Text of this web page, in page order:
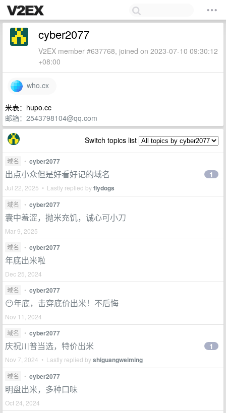
cyber2077
V2EX member #637768, joined on 2023-07-10 09:30:12
+08:00
who.cx
米表：hupo.cc
邮箱： 2543798104@qq.com
Switch topics list
域名 • cyber2077
出点小众但是好看好记的域名
Jul 22, 2025 • Lastly replied byflydogs
1
域名 • cyber2077
囊中羞涩，抛米充饥，诚心可小刀
Mar 9, 2025
域名
• cyber2077
年底出米啦
Dec 25, 2024
域名
• cyber2077
😶年底，击穿底价出米！不后悔
Nov 11, 2024
域名
• cyber2077
庆祝川普当选，特价出米
Nov 7, 2024 • Lastly replied byshiguangweiming
1
域名 • cyber2077
明盘出米，多种口味
Oct 24, 2024